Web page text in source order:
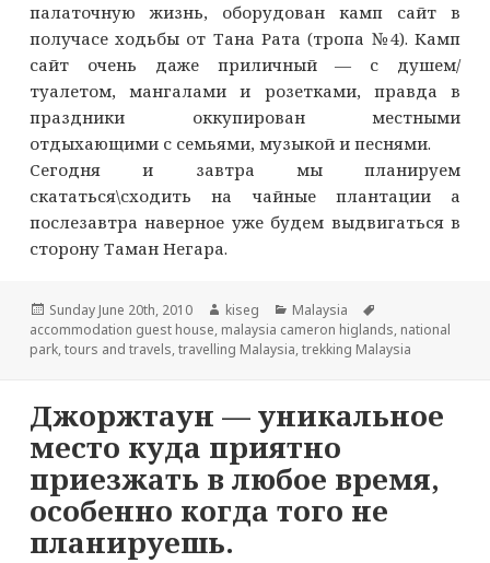
палаточную жизнь, оборудован камп сайт в
получасе ходьбы от Тана Рата (тропа №4). Камп
сайт очень даже приличный — с душем/
туалетом, мангалами и розетками, правда в
праздники оккупирован местными
отдыхающими с семьями, музыкой и песнями.
Сегодня и завтра мы планируем
скататься\сходить на чайные плантации а
послезавтра наверное уже будем выдвигаться в
сторону Таман Негара.
Опубликовано
Sunday June 20th, 2010 Автор
kiseg Рубрики
Malaysia
accommodation guest house, malaysia cameron higlands, national
park,tours and travels,travelling Malaysia,trekking Malaysia
Джоржтаун — уникальное
место куда приятно
приезжать в любое время,
особенно когда того не
планируешь.